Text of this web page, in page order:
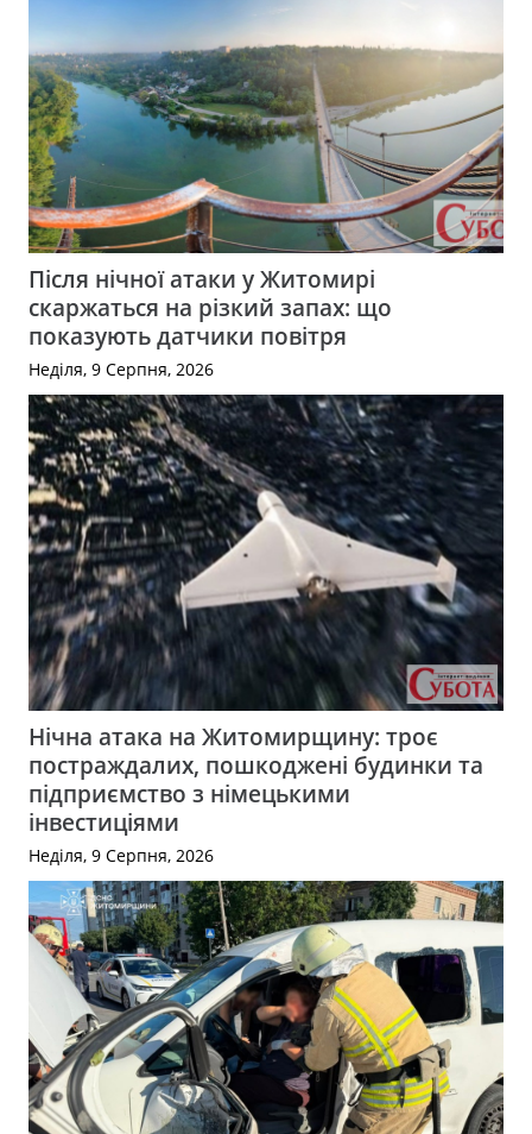
Після нічної атаки у Житомирі
скаржаться на різкий запах: що
показують датчики повітря
Неділя, 9 Серпня, 2026
Нічна атака на Житомирщину: троє
постраждалих, пошкоджені будинки та
підприємство з німецькими
інвестиціями
Неділя, 9 Серпня, 2026